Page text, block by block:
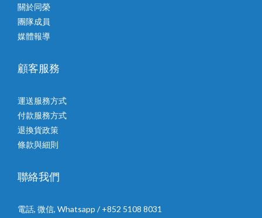
關於同榮
團隊成員
媒體報導
顧客服務
運送服務方式
付款服務方式
退換貨政策
條款與細則
聯絡我們
電話, 微信, Whatsapp / +852 5108 8031